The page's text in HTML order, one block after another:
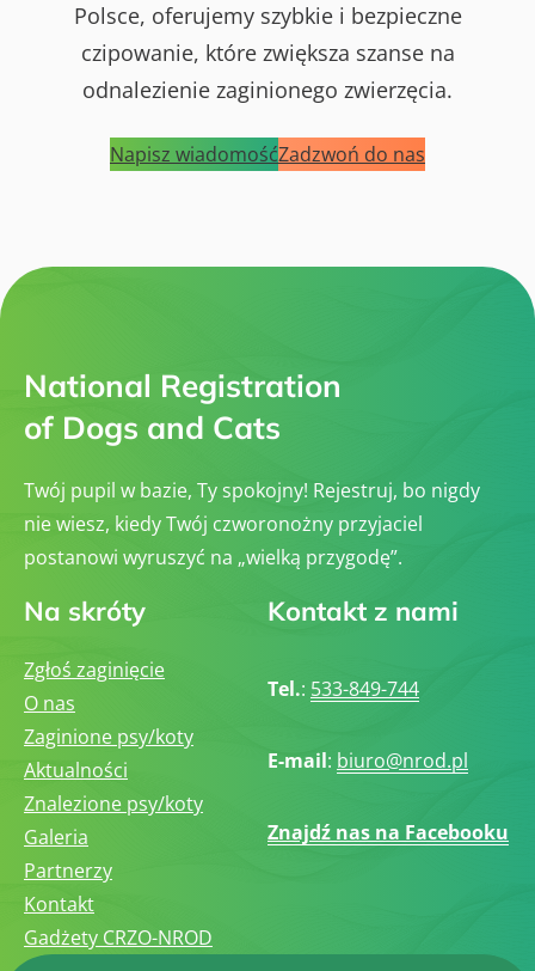
Polsce, oferujemy szybkie i bezpieczne
czipowanie, które zwiększa szanse na
odnalezienie zaginionego zwierzęcia.
Napisz wiadomośćZadzwoń do nas
National Registration
of Dogs and Cats
Twój pupil w bazie, Ty spokojny! Rejestruj, bo nigdy
nie wiesz, kiedy Twój czworonożny przyjaciel
postanowi wyruszyć na „wielką przygodę”.
Na skróty
Zgłoś zaginięcie
O nas
Zaginione psy/koty
Aktualności
Znalezione psy/koty
Galeria
Partnerzy
Kontakt
Gadżety CRZO-NROD
Kontakt z nami
Tel.: 533-849-744
E-mail: biuro@nrod.pl
Znajdź nas na Facebooku